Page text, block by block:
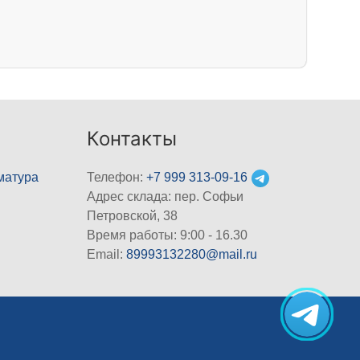
Контакты
Телефон:+7 999 313-09-16
Адрес склада: пер. Софьи
Петровской, 38
Время работы: 9:00 - 16.30
Email:89993132280@mail.ru